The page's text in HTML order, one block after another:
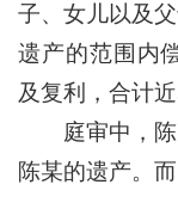
子、女儿以及
遗产的范围内
及复利，合计近
庭审中，陈
陈某的遗产。